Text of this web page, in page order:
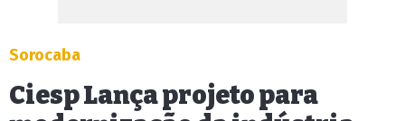
Sorocaba
Ciesp Lança projeto para